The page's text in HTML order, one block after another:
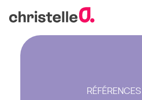
RÉFÉRENCES